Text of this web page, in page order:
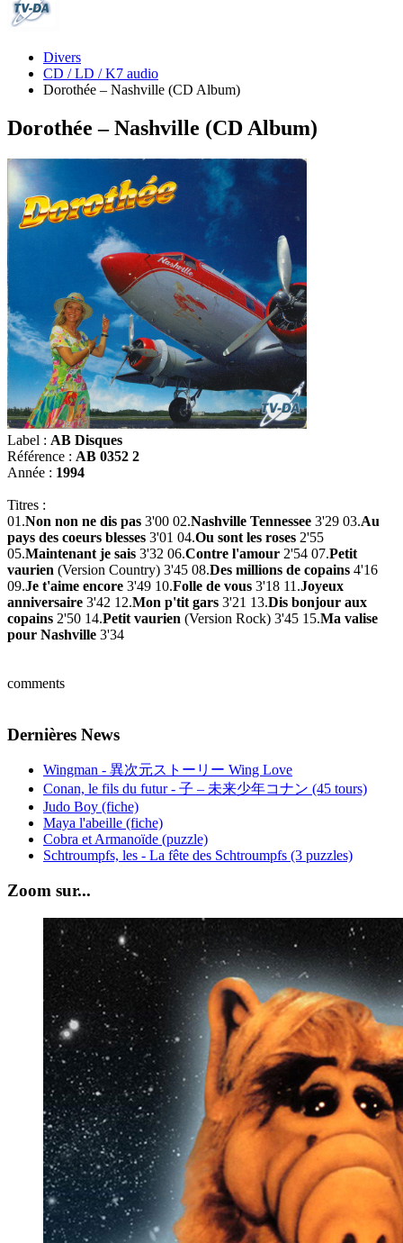
Divers
CD / LD / K7 audio
Dorothée ‎– Nashville (CD Album)
Dorothée ‎– Nashville (CD Album)
Label : AB Disques
Référence : AB 0352 2
Année : 1994
Titres :
01.Non non ne dis pas 3'00 02.Nashville Tennessee 3'29 03.Au
pays des coeurs blesses 3'01 04.Ou sont les roses 2'55
05.Maintenant je sais 3'32 06.Contre l'amour 2'54 07.Petit
vaurien (Version Country) 3'45 08.Des millions de copains 4'16
09.Je t'aime encore 3'49 10.Folle de vous 3'18 11.Joyeux
anniversaire 3'42 12.Mon p'tit gars 3'21 13.Dis bonjour aux
copains 2'50 14.Petit vaurien (Version Rock) 3'45 15.Ma valise
pour Nashville 3'34
comments
Dernières News
Wingman - 異次元ストーリー Wing Love
Conan, le fils du futur - 子 – 未来少年コナン (45 tours)
Judo Boy (fiche)
Maya l'abeille (fiche)
Cobra et Armanoïde (puzzle)
Schtroumpfs, les - La fête des Schtroumpfs (3 puzzles)
Zoom sur...